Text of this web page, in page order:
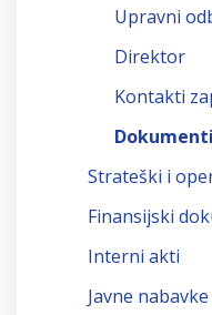
Upravni
Direktor
Kontakti
Strateški i
Finansijski
Interni akti
Javne nabavke